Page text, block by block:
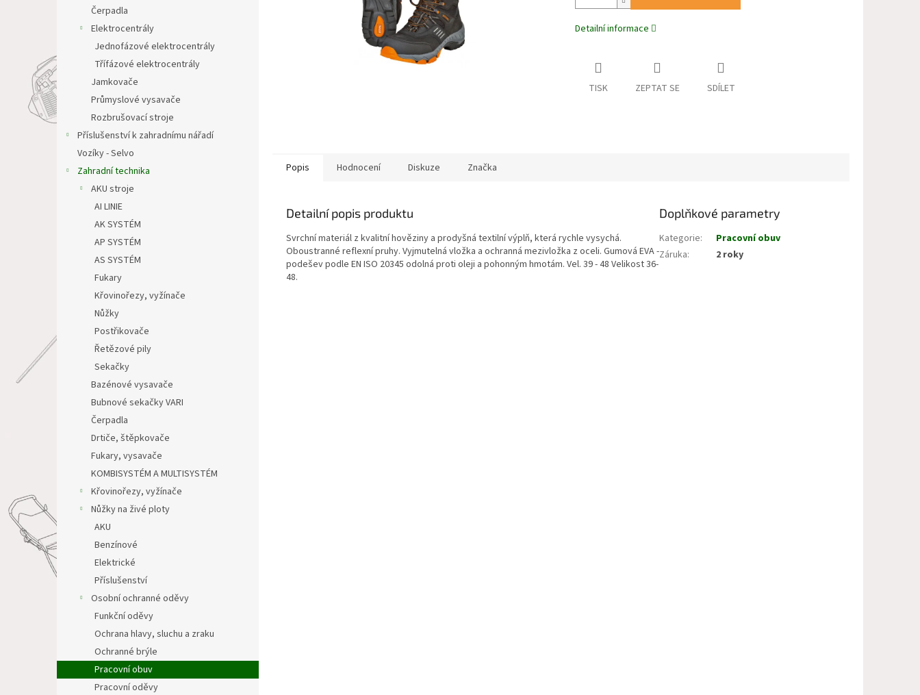
Čerpadla
Elektrocentrály
Jednofázové elektrocentrály
Třífázové elektrocentrály
Jamkovače
Průmyslové vysavače
Rozbrušovací stroje
Příslušenství k zahradnímu nářadí
Vozíky - Selvo
Zahradní technika
AKU stroje
AI LINIE
AK SYSTÉM
AP SYSTÉM
AS SYSTÉM
Fukary
Křovinořezy, vyžínače
Nůžky
Postřikovače
Řetězové pily
Sekačky
Bazénové vysavače
Bubnové sekačky VARI
Čerpadla
Drtiče, štěpkovače
Fukary, vysavače
KOMBISYSTÉM A MULTISYSTÉM
Křovinořezy, vyžínače
Nůžky na živé ploty
AKU
Benzínové
Elektrické
Příslušenství
Osobní ochranné oděvy
Funkční oděvy
Ochrana hlavy, sluchu a zraku
Ochranné brýle
Pracovní obuv
Pracovní oděvy
Detailní informace
TISK ZEPTAT SE SDÍLET
Popis Hodnocení Diskuze Značka
Detailní popis produktu
Svrchní materiál z kvalitní hověziny a prodyšná textilní výplň, která rychle vysychá.
Oboustranné reflexní pruhy. Vyjmutelná vložka a ochranná mezivložka z oceli. Gumová EVA -
podešev podle EN ISO 20345 odolná proti oleji a pohonným hmotám. Vel. 39 - 48 Velikost 36-
48.
Doplňkové parametry
Kategorie:
Pracovní obuv
Záruka: 2 roky